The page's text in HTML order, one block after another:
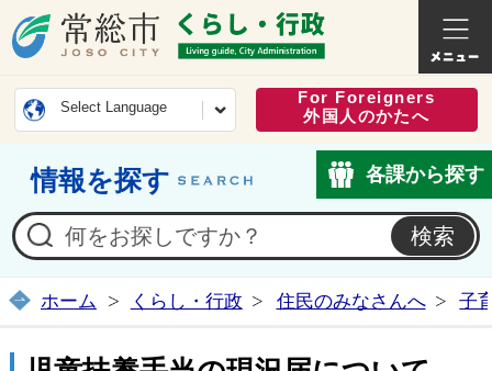
常総市公式ホームページ
くらし
Select Language
For Foreigners
外国人のかたへ
情報を探す 各課から探す
ホーム くらし・行政 住民のみなさんへ 子